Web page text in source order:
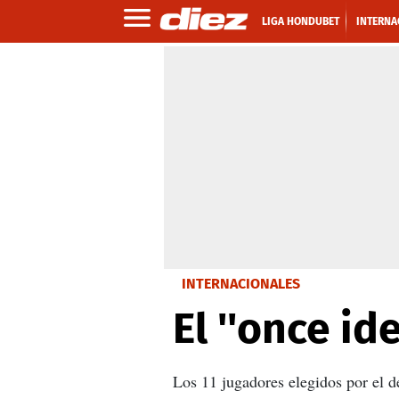
LIGA HONDUBET
INTERNACIONALES
El ''once
Los 11 jugadores elegidos por el